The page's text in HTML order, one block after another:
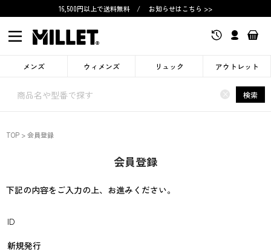
16,500円以上で送料無料 / お知らせはこちら >>
メンズ ウィメンズ リュック アウトレット
× 検索
TOP 会員登録
会員登録
下記の内容をご入力の上、お進みください。
ID
新規発行